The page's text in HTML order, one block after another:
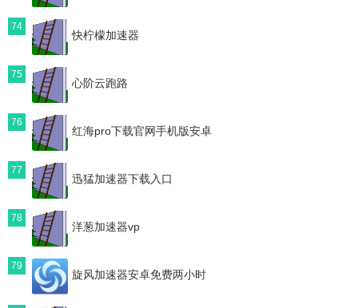
74
快柠檬加速器
75
心阶云跑路
76
红海pro下载官网手机版安卓
77
迅猛加速器下载入口
78
洋葱加速器vp
79
旋风加速器安卓免费两小时